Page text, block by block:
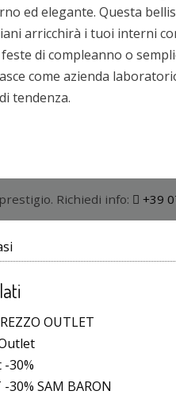
ed elegante. Questa
arricchirà i tuoi interni
di compleanno o
come azienda
tendenza.
Richiedi info: +39
OUTLET
30%
-30% SAM BARON